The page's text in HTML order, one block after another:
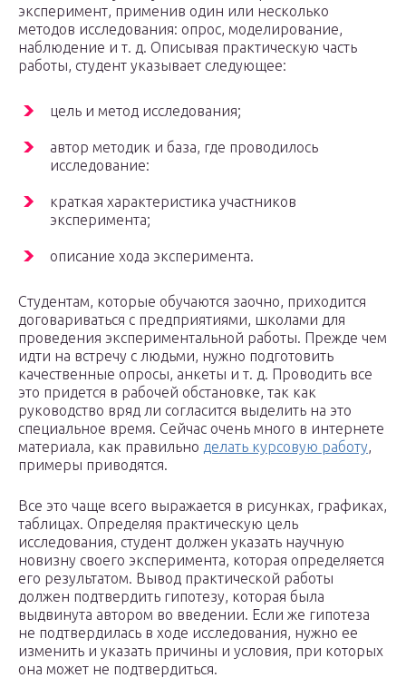
эксперимент, применив один или несколько
методов исследования: опрос, моделирование,
наблюдение и т. д. Описывая практическую часть
работы, студент указывает следующее:
цель и метод исследования;
автор методик и база, где проводилось
исследование:
краткая характеристика участников
эксперимента;
описание хода эксперимента.
Студентам, которые обучаются заочно, приходится
договариваться с предприятиями, школами для
проведения экспериментальной работы. Прежде чем
идти на встречу с людьми, нужно подготовить
качественные опросы, анкеты и т. д. Проводить все
это придется в рабочей обстановке, так как
руководство вряд ли согласится выделить на это
специальное время. Сейчас очень много в интернете
материала, как правильно делать курсовую работу,
примеры приводятся.
Все это чаще всего выражается в рисунках, графиках,
таблицах. Определяя практическую цель
исследования, студент должен указать научную
новизну своего эксперимента, которая определяется
его результатом. Вывод практической работы
должен подтвердить гипотезу, которая была
выдвинута автором во введении. Если же гипотеза
не подтвердилась в ходе исследования, нужно ее
изменить и указать причины и условия, при которых
она может не подтвердиться.